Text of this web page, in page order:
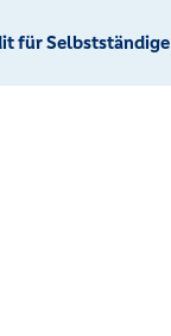
für Selbstständige